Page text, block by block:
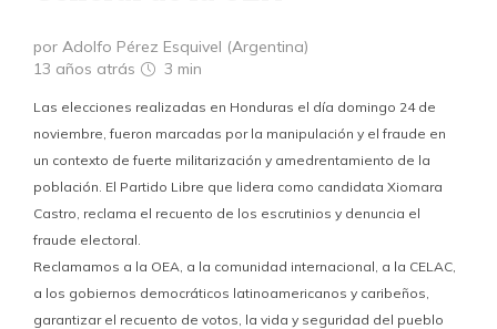
por Adolfo Pérez Esquivel (Argentina)
13 años atrás
3 min
Las elecciones realizadas en Honduras el día domingo 24 de
noviembre, fueron marcadas por la manipulación y el fraude en
un contexto de fuerte militarización y amedrentamiento de la
población. El Partido Libre que lidera como candidata Xiomara
Castro, reclama el recuento de los escrutinios y denuncia el
fraude electoral.
Reclamamos a la OEA, a la comunidad internacional, a la CELAC,
a los gobiernos democráticos latinoamericanos y caribeños,
garantizar el recuento de votos, la vida y seguridad del pueblo